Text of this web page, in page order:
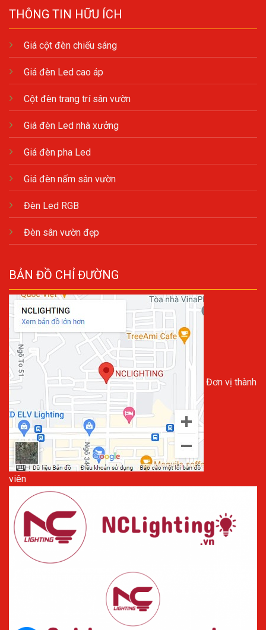
THÔNG TIN HỮU ÍCH
Giá cột đèn chiếu sáng
Giá đèn Led cao áp
Cột đèn trang trí sân vườn
Giá đèn Led nhà xưởng
Giá đèn pha Led
Giá đèn nấm sân vườn
Đèn Led RGB
Đèn sân vườn đẹp
BẢN ĐỒ CHỈ ĐƯỜNG
Đơn vị thành
viên